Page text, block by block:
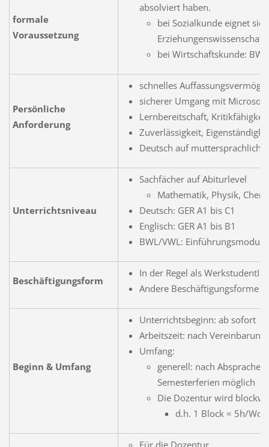
formale
Voraussetzung
absolviert haben.
bei Sozialkunde eignet
Erziehungenswissenschaft.
bei Wirtschaftskunde:
Persönliche
Anforderung
schnelles
sicherer Umgang mit
Lernbereitschaft,
Zuverlässigkeit,
Deutsch auf
Unterrichtsniveau
Sachfächer auf Abiturlevel
Mathematik, Physik,
Deutsch: GER A1 bis C1
Englisch: GER A1 bis B1
BWL/VWL: Einführungsmodul
Beschäftigungsform
In der Regel als WerkstudentIn
Andere Beschäftigungsforme
Beginn & Umfang
Unterrichtsbeginn: ab sofort
Arbeitszeit: nach Vereinbarung
Umfang:
generell: nach Absprache
Semesterferien möglich
Die Dozentur wird
d.h. 1 Block = 5h/
Für die Dozentur